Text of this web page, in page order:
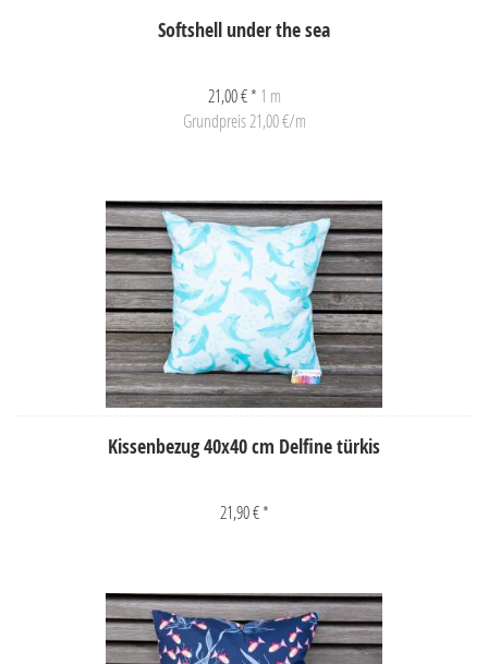
Softshell under the sea
21,00 € * 1 m
Grundpreis 21,00 €/m
Kissenbezug 40x40 cm Delfine türkis
21,90 € *